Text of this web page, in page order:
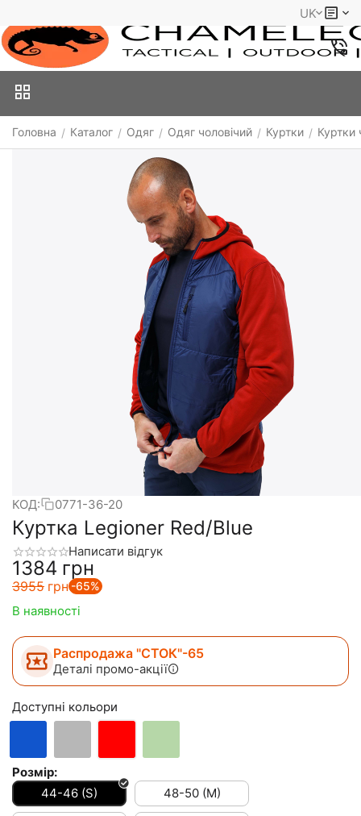
UK
Головна / Каталог / Одяг / Одяг чоловічий / Куртки / Куртки
КОД: 0771-36-20
Куртка Legioner Red/Blue
Написати відгук
‍1384‍ грн
‍3955‍ грн -65%
В наявності
Распродажа "СТОК"-65
Деталі промо-акції
Доступні кольори
Розмір:
44-46 (S)
48-50 (M)